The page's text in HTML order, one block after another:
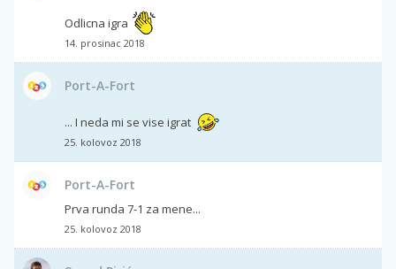
Odlicna igra
14. prosinac 2018
Port-A-Fort
... I neda mi se vise igrat
25. kolovoz 2018
Port-A-Fort
Prva runda 7-1 za mene...
25. kolovoz 2018